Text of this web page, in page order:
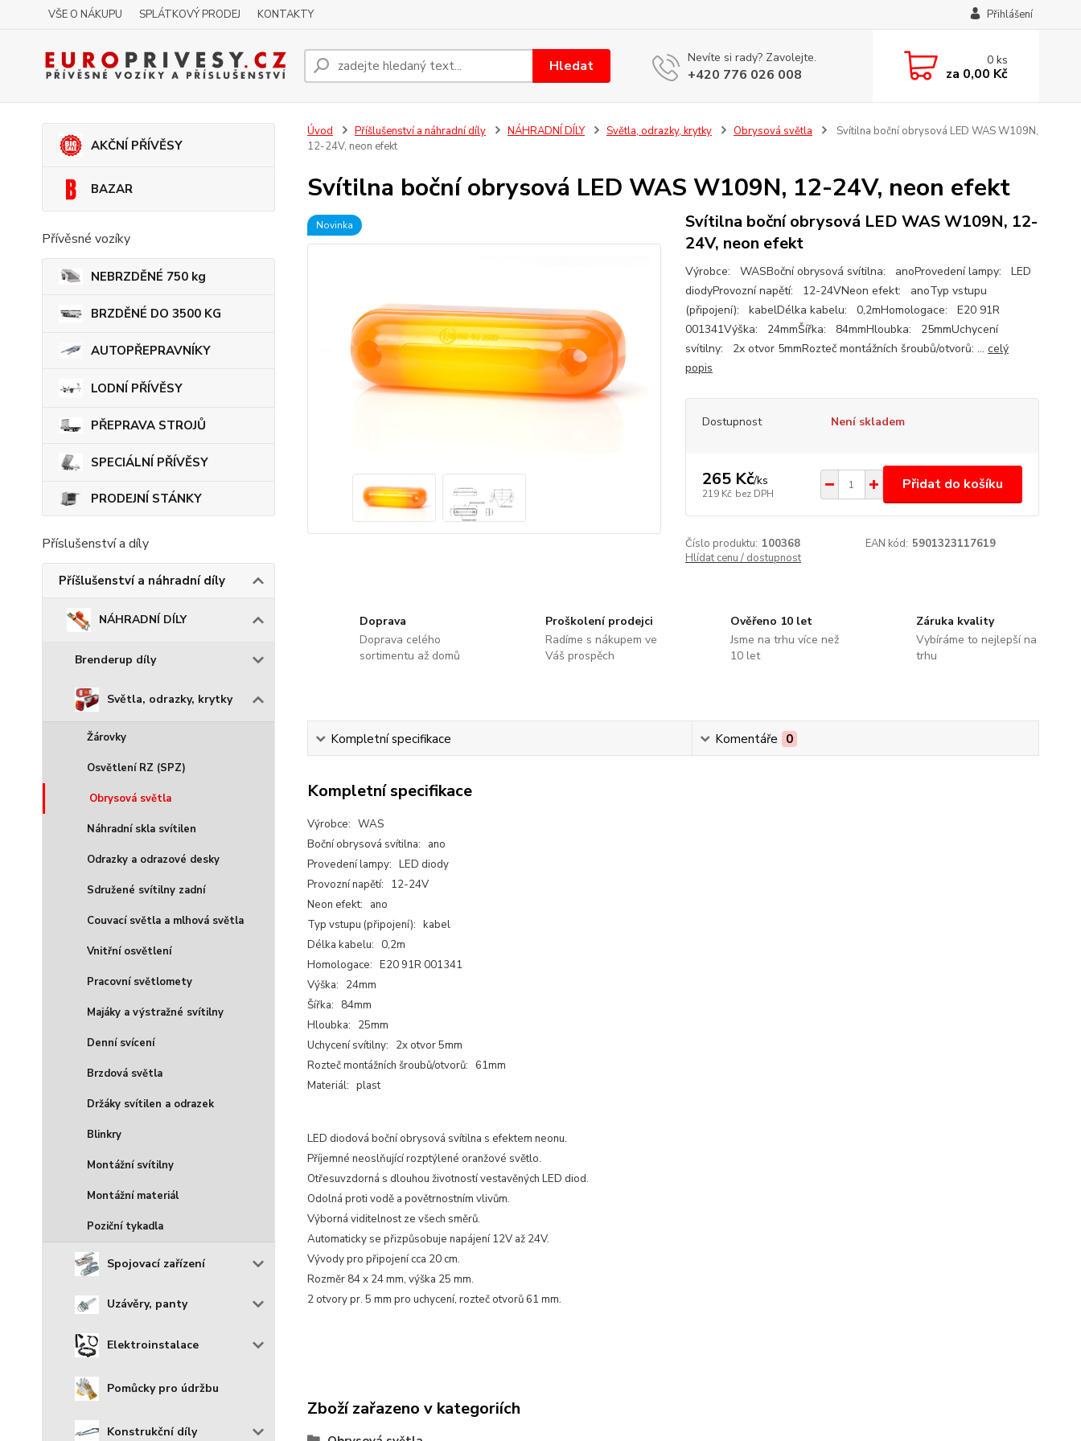
VŠE O NÁKUPU SPLÁTKOVÝ PRODEJ KONTAKTY Přihlášení
Hledat Nevíte si rady? Zavolejte.
+420 776 026 008
0ks
za 0,00 Kč
AKČNÍ PŘÍVĚSY
BAZAR
Přívěsné vozíky
NEBRZDĚNÉ 750 kg
BRZDĚNÉ DO 3500 KG
AUTOPŘEPRAVNÍKY
LODNÍ PŘÍVĚSY
PŘEPRAVA STROJŮ
SPECIÁLNÍ PŘÍVĚSY
PRODEJNÍ STÁNKY
Příslušenství a díly
Příšlušenství a náhradní díly
NÁHRADNÍ DÍLY
Brenderup díly
Světla, odrazky, krytky
Žárovky
Osvětlení RZ (SPZ)
Obrysová světla
Náhradní skla svítilen
Odrazky a odrazové desky
Sdružené svítilny zadní
Couvací světla a mlhová světla
Vnitřní osvětlení
Pracovní světlomety
Majáky a výstražné svítilny
Denní svícení
Brzdová světla
Držáky svítilen a odrazek
Blinkry
Montážní svítilny
Montážní materiál
Poziční tykadla
Spojovací zařízení
Uzávěry, panty
Elektroinstalace
Pomůcky pro údržbu
Konstrukční díly
Úvod Příšlušenství a náhradní díly NÁHRADNÍ DÍLY Světla, odrazky, krytky Obrysová světla
Svítilna boční obrysová LED WAS W109N,
12-24V, neon efekt
Svítilna boční obrysová LED WAS W109N, 12-24V, neon efekt
Novinka
Svítilna boční obrysová LED WAS W109N, 12-
24V, neon efekt
Výrobce: WASBoční obrysová svítilna: anoProvedení lampy: LED
diodyProvozní napětí: 12-24VNeon efekt: anoTyp vstupu
(připojení): kabelDélka kabelu: 0,2mHomologace: E20 91R
001341Výška: 24mmŠířka: 84mmHloubka: 25mmUchycení
svítilny: 2x otvor 5mmRozteč montážních šroubů/otvorů: ... celý
popis
Dostupnost Není skladem
265 Kč/ks
219 Kč bez DPH
Přidat do košíku
Číslo produktu: 100368 EAN kód: 5901323117619
Hlídat cenu / dostupnost
Doprava
Doprava celého
sortimentu až domů
Proškolení prodejci
Radíme s nákupem ve
Váš prospěch
Ověřeno 10 let
Jsme na trhu více než
10 let
Záruka kvality
Vybíráme to nejlepší na
trhu
Kompletní specifikace Komentáře 0
Kompletní specifikace
Výrobce: WAS
Boční obrysová svítilna: ano
Provedení lampy: LED diody
Provozní napětí: 12-24V
Neon efekt: ano
Typ vstupu (připojení): kabel
Délka kabelu: 0,2m
Homologace: E20 91R 001341
Výška: 24mm
Šířka: 84mm
Hloubka: 25mm
Uchycení svítilny: 2x otvor 5mm
Rozteč montážních šroubů/otvorů: 61mm
Materiál: plast
LED diodová boční obrysová svítilna s efektem neonu.
Příjemné neoslňující rozptýlené oranžové světlo.
Otřesuvzdorná s dlouhou životností vestavěných LED diod.
Odolná proti vodě a povětrnostním vlivům.
Výborná viditelnost ze všech směrů.
Automaticky se přizpůsobuje napájení 12V až 24V.
Vývody pro připojení cca 20 cm.
Rozměr 84 x 24 mm, výška 25 mm.
2 otvory pr. 5 mm pro uchycení, rozteč otvorů 61 mm.
Zboží zařazeno v kategoriích